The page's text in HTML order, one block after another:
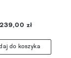
239,00 zł
do koszyka